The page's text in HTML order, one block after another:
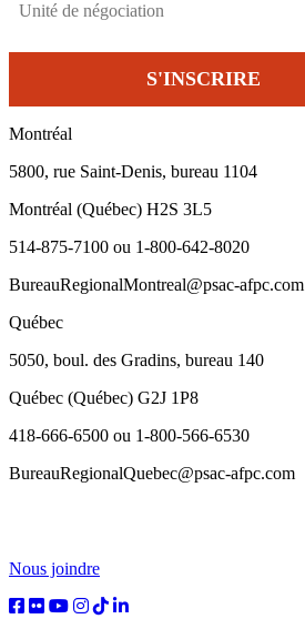
Montréal
5800, rue Saint-Denis, bureau 1104
Montréal (Québec) H2S 3L5
514-875-7100 ou 1-800-642-8020
BureauRegionalMontreal@psac-afpc.com
Québec
5050, boul. des Gradins, bureau 140
Québec (Québec) G2J 1P8
418-666-6500 ou 1-800-566-6530
BureauRegionalQuebec@psac-afpc.com
Nous joindre